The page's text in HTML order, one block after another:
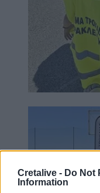
Cretalive - Do Not
Information